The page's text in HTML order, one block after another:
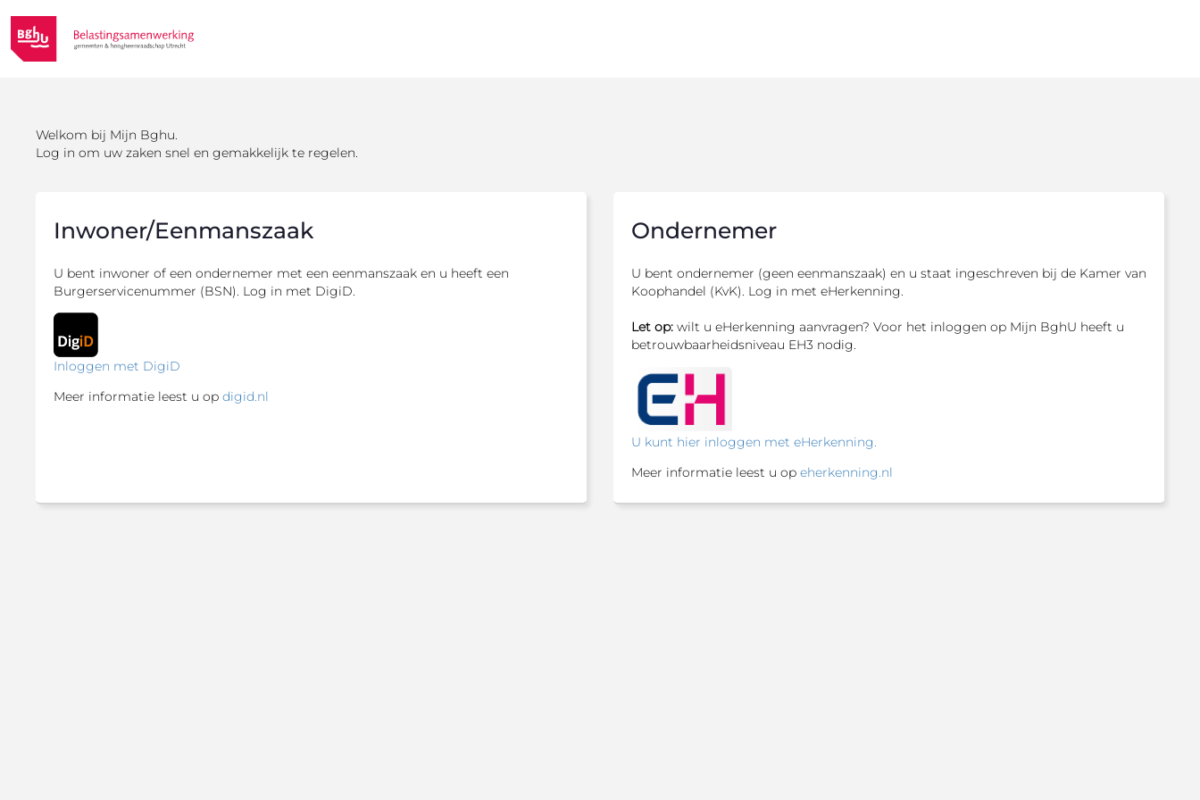
Welkom bij Mijn Bghu.
Log in om uw zaken snel en gemakkelijk te regelen.
Inwoner/Eenmanszaak
U bent inwoner of een ondernemer met een eenmanszaak en u heeft een
Burgerservicenummer (BSN). Log in met DigiD.
Inloggen met DigiD
Meer informatie leest u op digid.nl
Ondernemer
U bent ondernemer (geen eenmanszaak) en u staat ingeschreven bij de Kamer van
Koophandel (KvK). Log in met eHerkenning.
Let op: wilt u eHerkenning aanvragen? Voor het inloggen op Mijn BghU heeft u
betrouwbaarheidsniveau EH3 nodig.
U kunt hier inloggen met eHerkenning.
Meer informatie leest u op eherkenning.nl